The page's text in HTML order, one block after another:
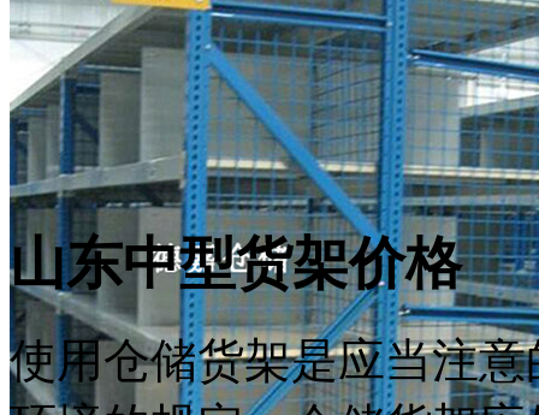
山东中型货架价格
使用仓储货架是应当注